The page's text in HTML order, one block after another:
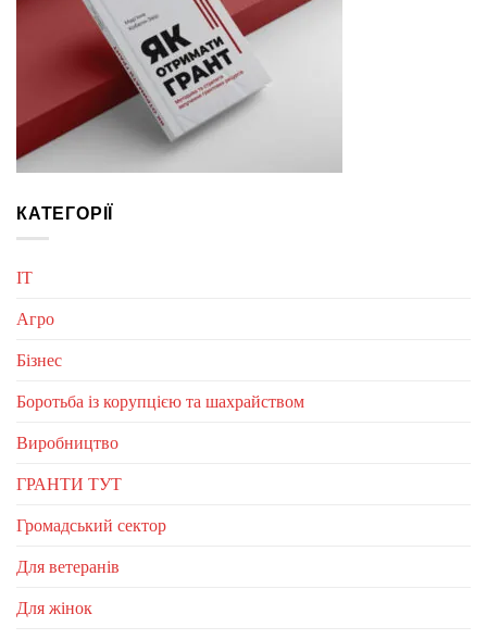
КАТЕГОРІЇ
IT
Агро
Бізнес
Боротьба із корупцією та шахрайством
Виробництво
ГРАНТИ ТУТ
Громадський сектор
Для ветеранів
Для жінок